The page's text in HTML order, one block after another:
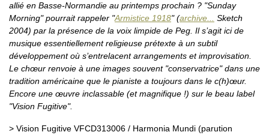
allié en Basse-Normandie au printemps prochain ? "Sunday
Morning" pourrait rappeler "Armistice 1918" (archive...
Sketch
2004) par la présence de la voix limpide de Peg. Il s’agit ici de
musique essentiellement religieuse prétexte à un subtil
développement où s’entrelacent arrangements et improvisation.
Le chœur renvoie à une images souvent "conservatrice" dans une
tradition américaine que le pianiste a toujours dans le c(h)œur.
Encore une œuvre inclassable (et magnifique !) sur le beau label
"Vision Fugitive".
> Vision Fugitive VFCD313006 / Harmonia Mundi (parution